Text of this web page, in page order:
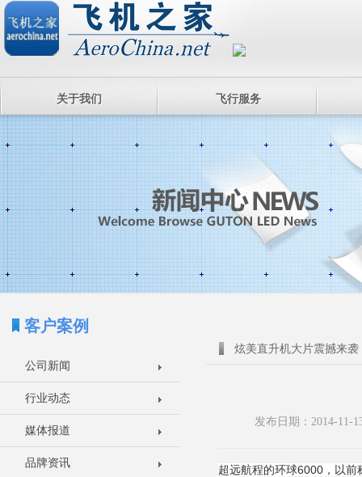
关于我们 飞行服务
客户案例
公司新闻
行业动态
媒体报道
品牌资讯
炫美直升机大片震撼来袭
发布日期：2014-11-
超远航程的环球6000，以